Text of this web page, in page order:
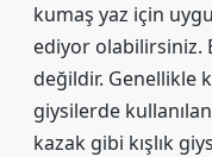
kumaş yaz için
ediyor olabilirsiniz.
değildir. Genellikle
giysilerde
kazak gibi kışlık